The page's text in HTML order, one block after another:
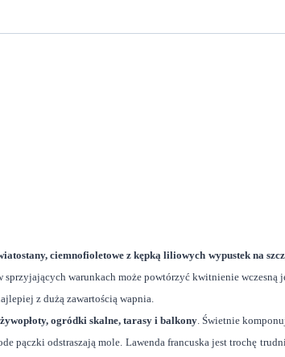
ciemnofioletowe z kępką liliowych wypustek na
sprzyjających warunkach może powtórzyć kwitnienie wczesną
z dużą zawartością wapnia.
ogródki skalne, tarasy i balkony. Świetnie
pączki odstraszają mole. Lawenda francuska jest trochę